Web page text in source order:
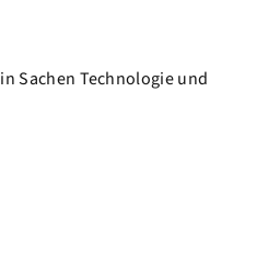
Sachen Technologie und